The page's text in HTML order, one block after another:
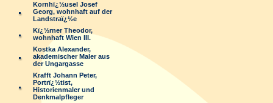
Kornhï¿½usel Josef
Georg, wohnhaft auf der
Landstraï¿½e
Kï¿½rner Theodor,
wohnhaft Wien III.
Kostka Alexander,
akademischer Maler aus
der Ungargasse
Krafft Johann Peter,
Portrï¿½tist,
Historienmaler und
Denkmalpfleger